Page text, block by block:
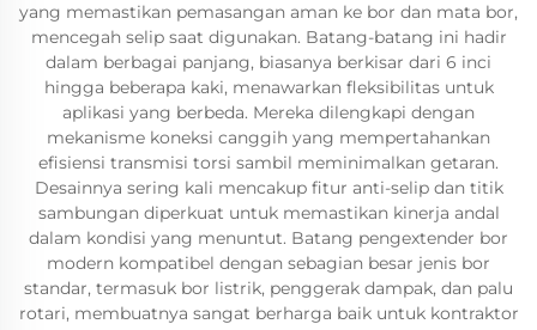
yang memastikan pemasangan aman ke bor dan mata bor,
mencegah selip saat digunakan. Batang-batang ini hadir
dalam berbagai panjang, biasanya berkisar dari 6 inci
hingga beberapa kaki, menawarkan fleksibilitas untuk
aplikasi yang berbeda. Mereka dilengkapi dengan
mekanisme koneksi canggih yang mempertahankan
efisiensi transmisi torsi sambil meminimalkan getaran.
Desainnya sering kali mencakup fitur anti-selip dan titik
sambungan diperkuat untuk memastikan kinerja andal
dalam kondisi yang menuntut. Batang pengextender bor
modern kompatibel dengan sebagian besar jenis bor
standar, termasuk bor listrik, penggerak dampak, dan palu
rotari, membuatnya sangat berharga baik untuk kontraktor